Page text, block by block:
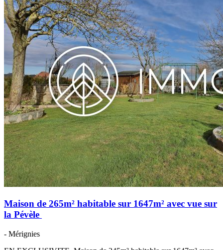
Maison de 265m² habitable sur 1647m² avec vue sur
la Pévèle
- Mérignies